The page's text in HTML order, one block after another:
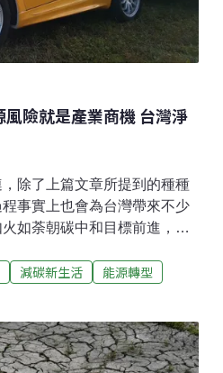
險就是產業商機 台灣淨
除了上篇文章所提到的種種
事實上也會為台灣帶來不少
如荼朝碳中和目標前進，台
交通三大部門在「向零競
變革和機會。台灣屬能源安
個能源消費國的能源安全風
風險等級，能源安全風險指
減碳新生活
能源轉型